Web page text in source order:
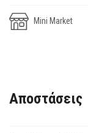
Mini Market
Αποστάσεις